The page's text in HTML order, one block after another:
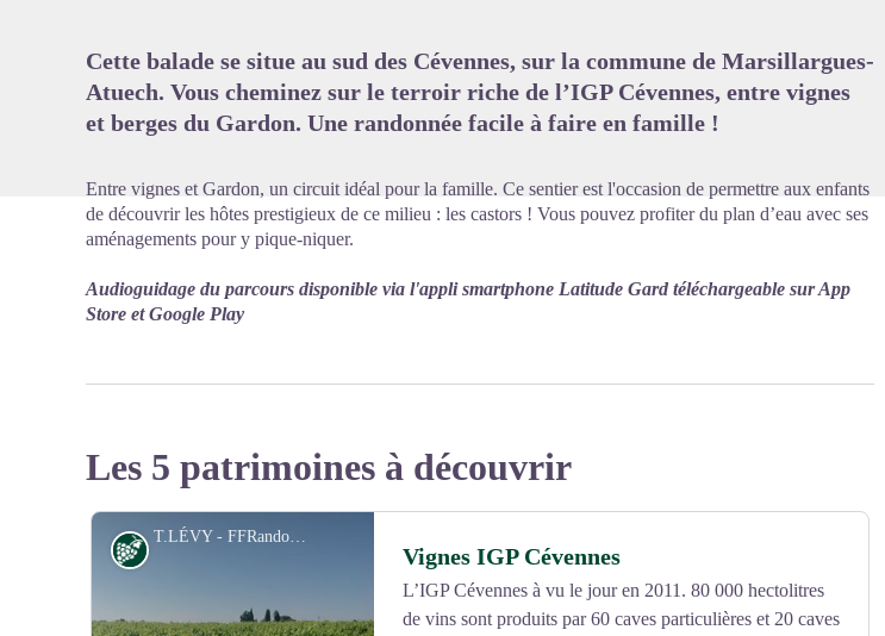
Cette balade se situe au sud des Cévennes, sur la commune de Marsillargues-
Atuech. Vous cheminez sur le terroir riche de l’IGP Cévennes, entre vignes
et berges du Gardon. Une randonnée facile à faire en famille !
Entre vignes et Gardon, un circuit idéal pour la famille. Ce sentier est l'occasion de permettre aux enfants
de découvrir les hôtes prestigieux de ce milieu : les castors ! Vous pouvez profiter du plan d’eau avec ses
aménagements pour y pique-niquer.
Audioguidage du parcours disponible via l'appli smartphone Latitude Gard téléchargeable sur App
Store et Google Play
Les 5 patrimoines à découvrir
T.LÉVY - FFRandonnée Gard
Vignoble et terroir Vignes IGP Cévennes
L’IGP Cévennes à vu le jour en 2011. 80 000 hectolitres
de vins sont produits par 60 caves particulières et 20 caves